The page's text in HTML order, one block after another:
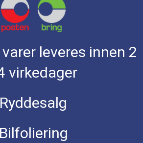
leveres innen 2
virkedager
Ryddesalg
Bilfoliering